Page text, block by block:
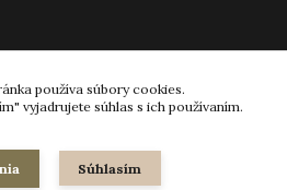
používa súbory cookies.
vyjadrujete súhlas s ich používaním.
Súhlasím